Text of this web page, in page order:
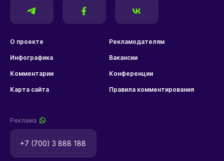
О проекте Рекламодателям
Инфографика Вакансии
Комментарии Конференции
Карта сайта Правила комментирования
Реклама
+7 (700) 3 888 188